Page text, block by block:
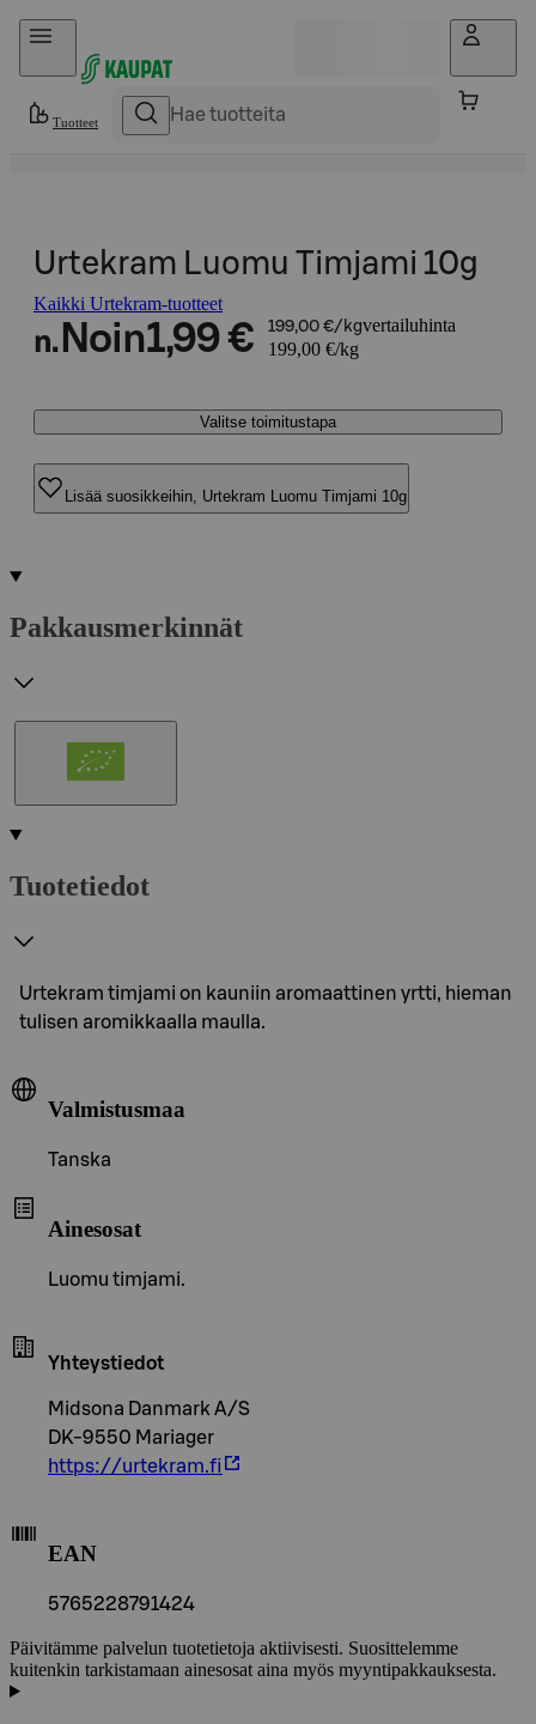
Hyppää sisältöön
Tuotteet
Urtekram Luomu Timjami 10g
Kaikki Urtekram-tuotteet
n. Noin1,99 € 199,00 €/kgvertailuhinta
199,00 €/kg
Valitse toimitustapa
Lisää suosikkeihin, Urtekram Luomu Timjami 10g
Pakkausmerkinnät
Tuotetiedot
Urtekram timjami on kauniin aromaattinen yrtti, hieman
tulisen aromikkaalla maulla.
Valmistusmaa
Tanska
Ainesosat
Luomu timjami.
Yhteystiedot
Midsona Danmark A/S
DK-9550 Mariager
https://urtekram.fi
EAN
5765228791424
Päivitämme palvelun tuotetietoja aktiivisesti. Suosittelemme
kuitenkin tarkistamaan ainesosat aina myös myyntipakkauksesta.